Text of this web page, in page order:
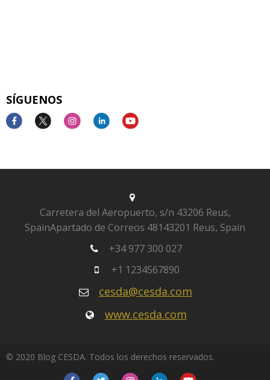
SÍGUENOS
Carretera del Aeropuerto, s/n 43206 Reus,
SpainApartado de Correos 48143201 Reus, Spain
+34 977 300 027
+1 1234567890
cesda@cesda.com
www.cesda.com
© 2020 Blog CESDA. Todos los derechos reservados.